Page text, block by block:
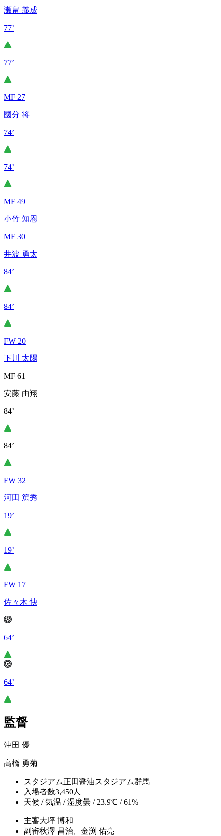
瀬畠 義成
77’
77’
MF 27
國分 将
74’
74’
MF 49
小竹 知恩
MF 30
井波 勇太
84’
84’
FW 20
下川 太陽
MF 61
安藤 由翔
84’
84’
FW 32
河田 篤秀
19’
19’
FW 17
佐々木 快
64’
64’
監督
沖田 優
高橋 勇菊
スタジアム正田醤油スタジアム群馬
入場者数3,450人
天候 / 気温 / 湿度曇 / 23.9℃ / 61%
主審大坪 博和
副審秋澤 昌治、金渕 佑亮